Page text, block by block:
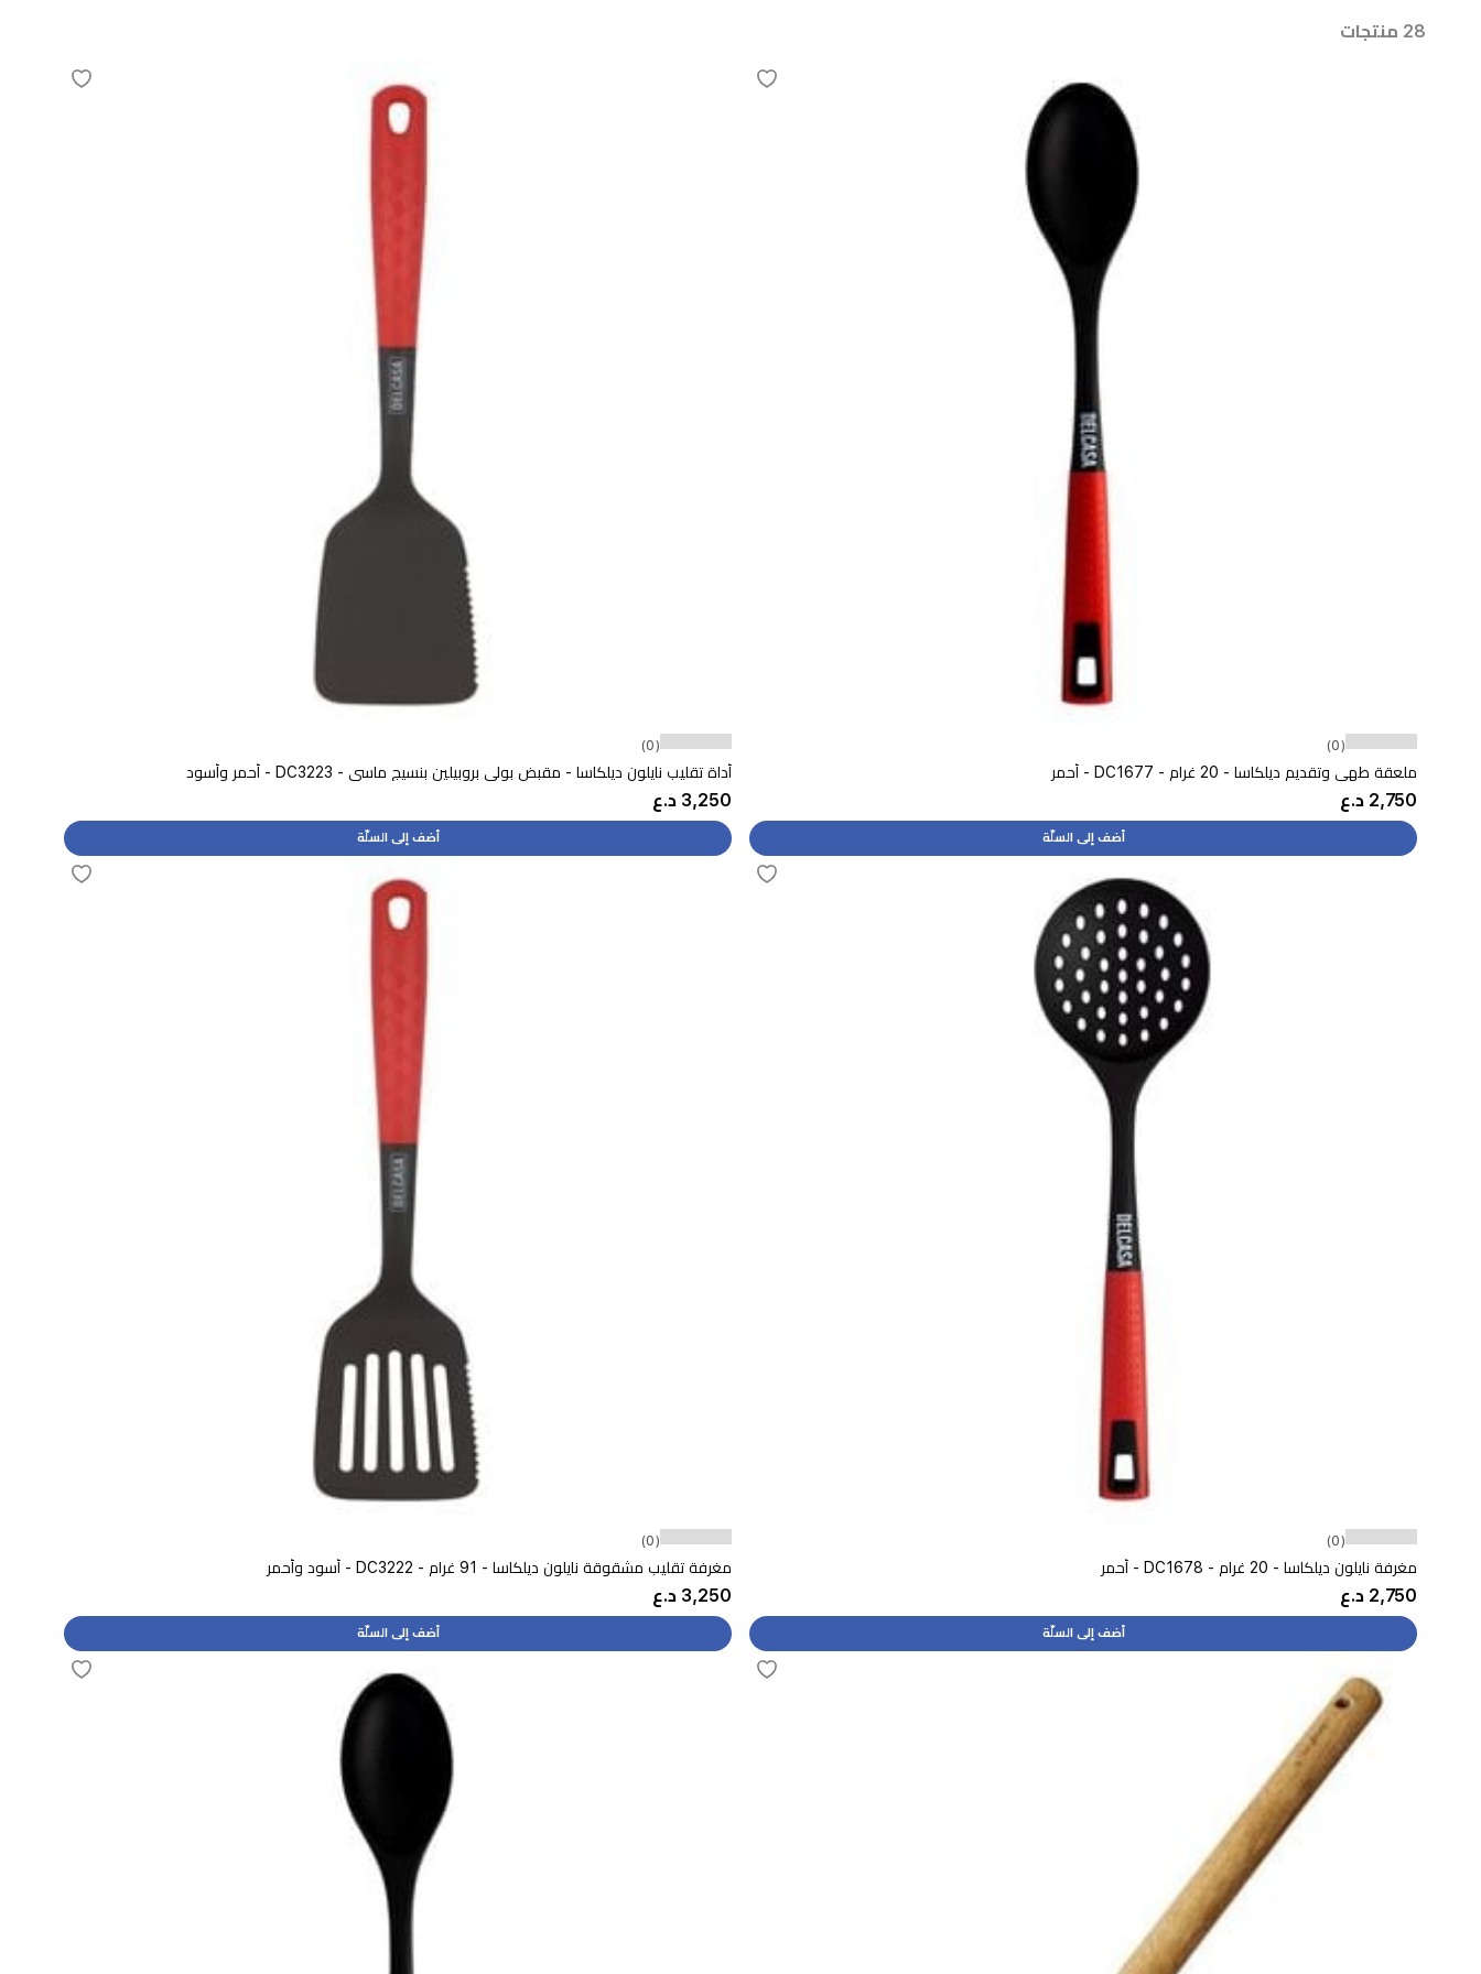
28 منتجات
(0)
ملعقة طهي وتقديم ديلكاسا - 20 غرام - DC1677 - أحمر
2,750 د.ع
أضف إلى السلّة
(0)
أداة تقليب نايلون ديلكاسا - مقبض بولي بروبيلين بنسيج ماسي - DC3223 - أحمر وأسود
3,250 د.ع
أضف إلى السلّة
(0)
مغرفة نايلون ديلكاسا - 20 غرام - DC1678 - أحمر
2,750 د.ع
أضف إلى السلّة
(0)
مغرفة تقليب مشقوقة نايلون ديلكاسا - 91 غرام - DC3222 - أسود وأحمر
3,250 د.ع
أضف إلى السلّة